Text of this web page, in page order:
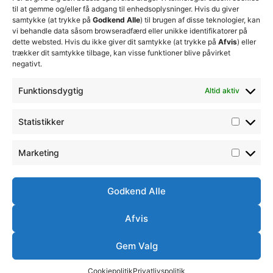
til at gemme og/eller få adgang til enhedsoplysninger. Hvis du giver
samtykke (at trykke på Godkend Alle) til brugen af disse teknologier, kan
vi behandle data såsom browseradfærd eller unikke identifikatorer på
dette websted. Hvis du ikke giver dit samtykke (at trykke på Afvis) eller
trækker dit samtykke tilbage, kan visse funktioner blive påvirket
negativt.
Funktionsdygtig Altid aktiv
Statistikker
Marketing
Godkend Alle
Afvis
Gem Valg
CookiepolitikPrivatlivspolitik
19
Erhverv
Club 500
sikre
klubbens
fremtid
15. juli 2026
𝘀𝗽𝗶𝗹𝗹𝗲𝗿
17. april 2026
Velkommen
7. februar
Thisted
2026
HandelsbetingelserOrdensreglement